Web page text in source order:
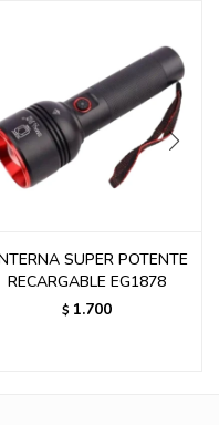
SUPER POTENTE
RECARGABLE EG1878
$ 1.700